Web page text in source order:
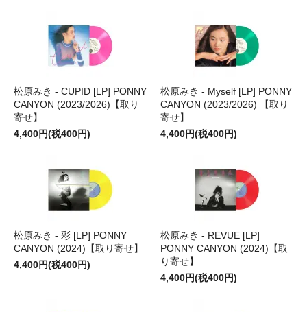
松原みき - CUPID [LP] PONNY
CANYON (2023/2026)【取り
寄せ】
4,400円(税400円)
松原みき - Myself [LP] PONNY
CANYON (2023/2026) 【取り
寄せ】
4,400円(税400円)
松原みき - 彩 [LP] PONNY
CANYON (2024)【取り寄せ】
4,400円(税400円)
松原みき - REVUE [LP]
PONNY CANYON (2024)【取
り寄せ】
4,400円(税400円)